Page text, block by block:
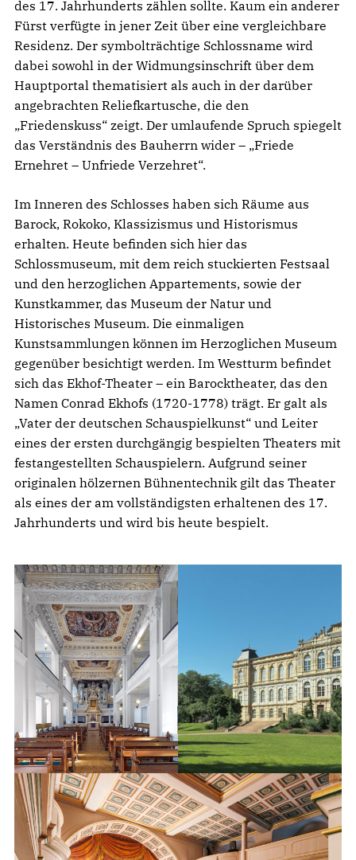
des 17. Jahrhunderts zählen sollte. Kaum ein anderer
Fürst verfügte in jener Zeit über eine vergleichbare
Residenz. Der symbolträchtige Schlossname wird
dabei sowohl in der Widmungsinschrift über dem
Hauptportal thematisiert als auch in der darüber
angebrachten Reliefkartusche, die den
„Friedenskuss“ zeigt. Der umlaufende Spruch spiegelt
das Verständnis des Bauherrn wider – „Friede
Ernehret – Unfriede Verzehret“.
Im Inneren des Schlosses haben sich Räume aus
Barock, Rokoko, Klassizismus und Historismus
erhalten. Heute befinden sich hier das
Schlossmuseum, mit dem reich stuckierten Festsaal
und den herzoglichen Appartements, sowie der
Kunstkammer, das Museum der Natur und
Historisches Museum. Die einmaligen
Kunstsammlungen können im Herzoglichen Museum
gegenüber besichtigt werden. Im Westturm befindet
sich das Ekhof-Theater – ein Barocktheater, das den
Namen Conrad Ekhofs (1720-1778) trägt. Er galt als
„Vater der deutschen Schauspielkunst“ und Leiter
eines der ersten durchgängig bespielten Theaters mit
festangestellten Schauspielern. Aufgrund seiner
originalen hölzernen Bühnentechnik gilt das Theater
als eines der am vollständigsten erhaltenen des 17.
Jahrhunderts und wird bis heute bespielt.